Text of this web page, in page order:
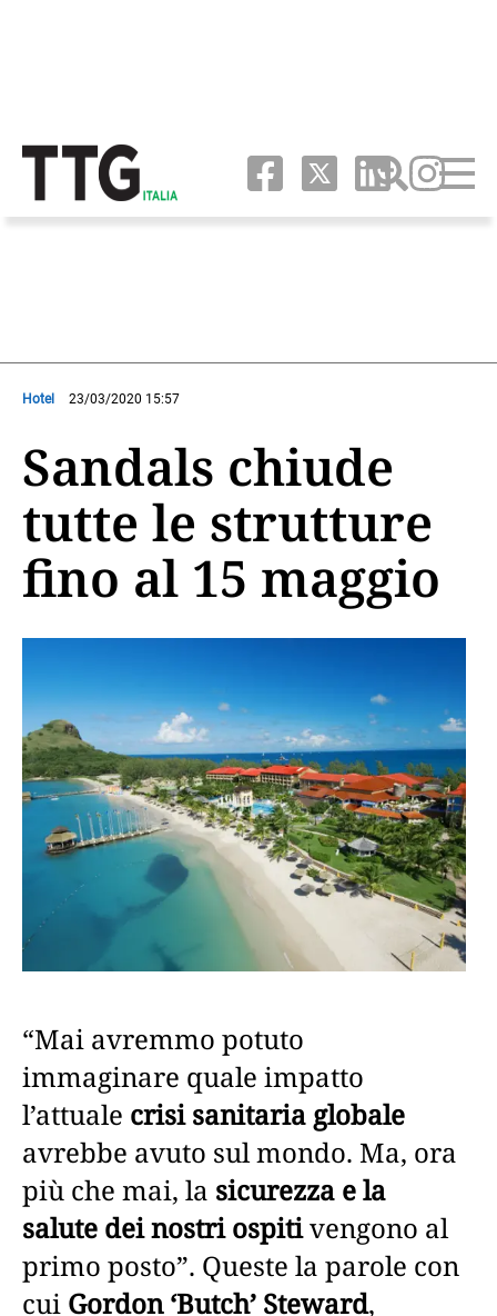
Hotel 23/03/2020 15:57
Sandals chiude
tutte le strutture
fino al 15 maggio
“Mai avremmo potuto
immaginare quale impatto
l’attuale crisi sanitaria globale
avrebbe avuto sul mondo. Ma, ora
più che mai, la sicurezza e la
salute dei nostri ospitivengono al
primo posto”. Queste la parole con
cui Gordon ‘Butch’ Steward,